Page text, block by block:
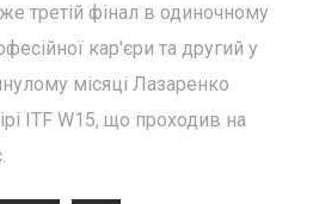
третій фінал в одиночному
кар'єри та другий у
місяці Лазаренко
ITF W15, що проходив на